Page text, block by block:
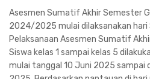
Asesmen Sumatif Akhir Semester
2024/2025 mulai dilaksanakan hari
Pelaksanaan Asesmen Sumatif
Siswa kelas 1 sampai kelas 5
mulai tanggal 10 Juni 2025 sampai